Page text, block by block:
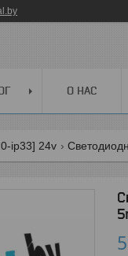
О НАС
ip33] 24v